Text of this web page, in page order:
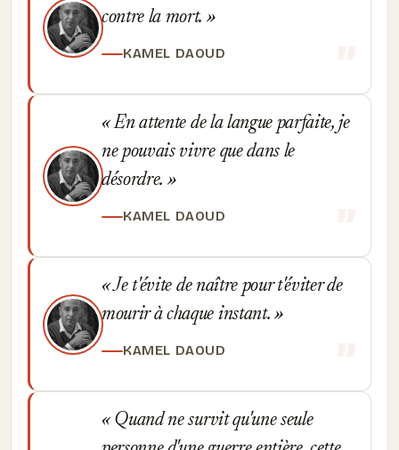
contre la mort.
KAMEL DAOUD
En attente de la langue parfaite, je
ne pouvais vivre que dans le
désordre.
KAMEL DAOUD
Je t'évite de naître pour t'éviter de
mourir à chaque instant.
KAMEL DAOUD
Quand ne survit qu'une seule